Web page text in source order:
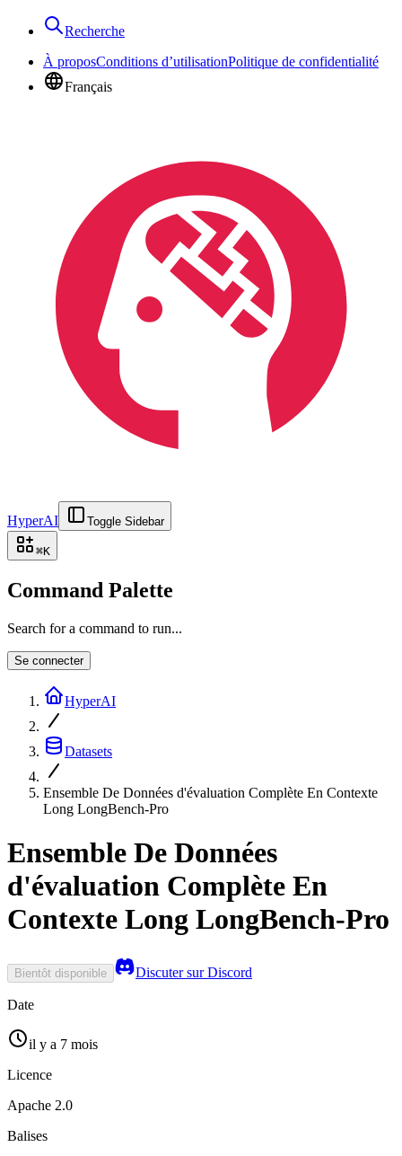
Recherche
À proposConditions d’utilisationPolitique de confidentialité
Français
HyperAI Toggle Sidebar
⌘K
Command Palette
Search for a command to run...
Se connecter
HyperAI
Datasets
Ensemble De Données d'évaluation Complète En Contexte
Long LongBench-Pro
Ensemble De Données
d'évaluation Complète En
Contexte Long LongBench-Pro
Bientôt disponible Discuter sur Discord
Date
il y a 7 mois
Licence
Apache 2.0
Balises